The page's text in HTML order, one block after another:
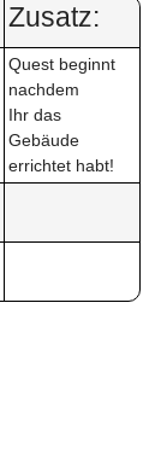
Zusatz:
Quest beginnt
nachdem
Ihr das
Gebäude
errichtet habt!